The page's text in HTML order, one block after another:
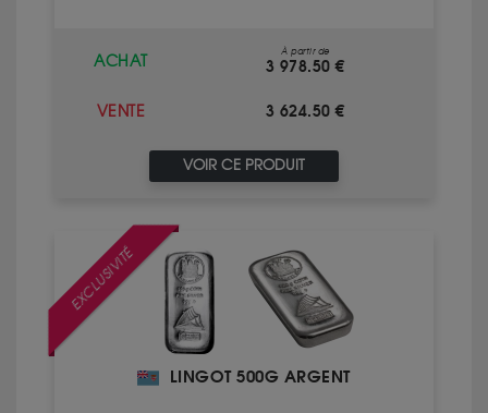
ACHAT
À partir de
3 978.50 €
VENTE 3 624.50 €
VOIR CE PRODUIT
EXCLUSIVITÉ
LINGOT 500G ARGENT